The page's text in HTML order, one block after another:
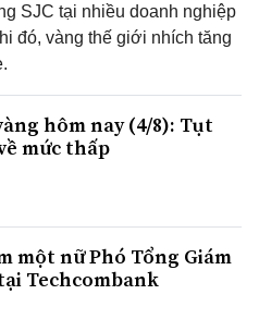
SJC tại nhiều doanh nghiệp
đó, vàng thế giới nhích tăng
hôm nay (4/8): Tụt
mức thấp
một nữ Phó Tổng Giám
Techcombank